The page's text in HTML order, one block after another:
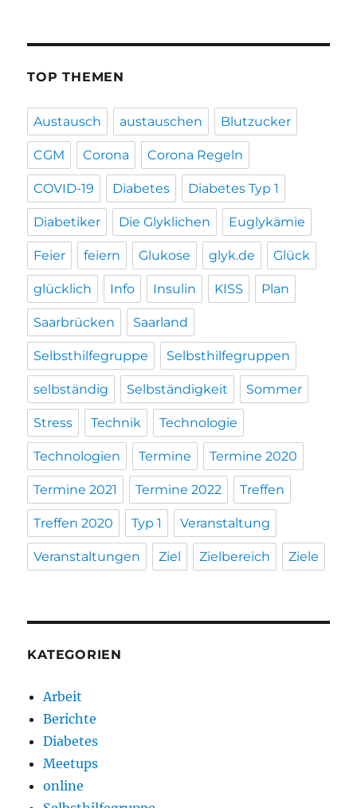
TOP THEMEN
Austausch austauschen Blutzucker
CGM Corona Corona Regeln
COVID-19 Diabetes Diabetes Typ 1
Diabetiker Die Glyklichen Euglykämie
Feier feiern Glukose glyk.de Glück
glücklich Info Insulin KISS Plan
Saarbrücken Saarland
Selbsthilfegruppe Selbsthilfegruppen
selbständig Selbständigkeit Sommer
Stress Technik Technologie
Technologien Termine Termine 2020
Termine 2021 Termine 2022 Treffen
Treffen 2020 Typ 1 Veranstaltung
Veranstaltungen Ziel Zielbereich Ziele
KATEGORIEN
Arbeit
Berichte
Diabetes
Meetups
online